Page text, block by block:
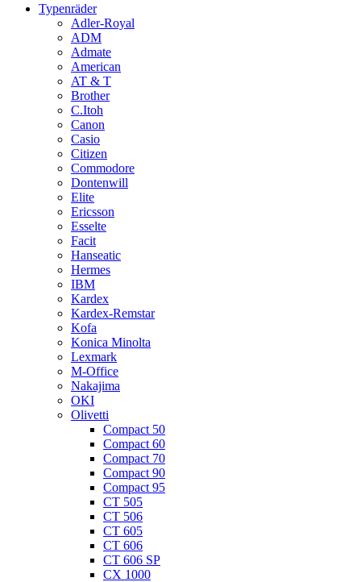
Typenräder
Adler-Royal
ADM
Admate
American
AT & T
Brother
C.Itoh
Canon
Casio
Citizen
Commodore
Dontenwill
Elite
Ericsson
Esselte
Facit
Hanseatic
Hermes
IBM
Kardex
Kardex-Remstar
Kofa
Konica Minolta
Lexmark
M-Office
Nakajima
OKI
Olivetti
Compact 50
Compact 60
Compact 70
Compact 90
Compact 95
CT 505
CT 506
CT 605
CT 606
CT 606 SP
CX 1000